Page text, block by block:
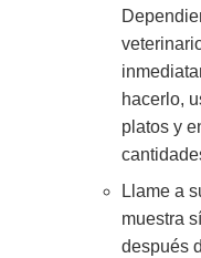
hacerlo,
platos y
Llame a
muestra
después